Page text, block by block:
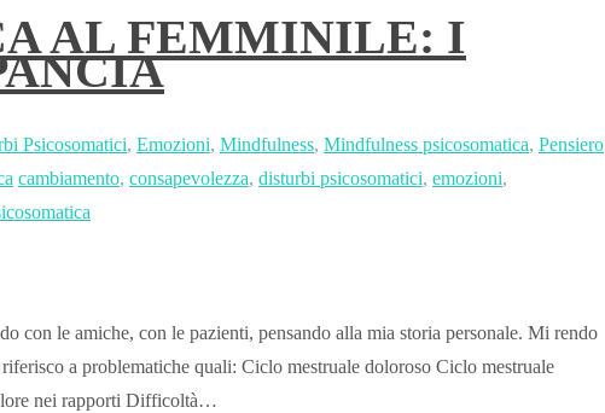
AL FEMMINILE: I
Psicosomatici, Emozioni, Mindfulness, Mindfulness psicosomatica, Pensiero
cambiamento, consapevolezza, disturbi psicosomatici, emozioni,
con le amiche, con le pazienti, pensando alla mia storia personale. Mi rendo
a problematiche quali: Ciclo mestruale doloroso Ciclo mestruale
nei rapporti Difficoltà…